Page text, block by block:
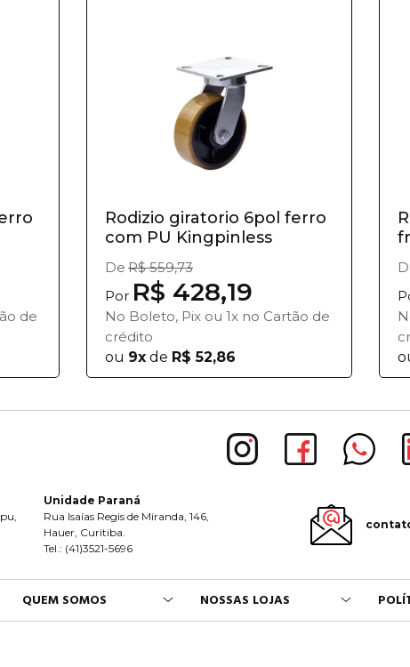
de
Rodizio giratorio 6pol ferro
com PU Kingpinless
De R$ 559,73
Por R$ 428,19
No Boleto, Pix ou 1x no Cartão de
crédito
ou 9x de R$ 52,86
Unidade Paraná
Rua Isaías Regis de Miranda, 146,
Hauer, Curitiba.
Tel.: (41)3521-5696
QUEM SOMOS NOSSAS LOJAS